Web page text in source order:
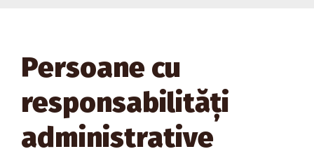
Persoane cu
responsabilități
administrative